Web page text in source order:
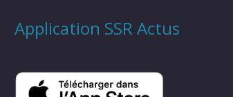
Application SSR Actus